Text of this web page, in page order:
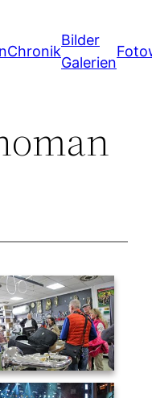
Chronik
Bilder
Galerien